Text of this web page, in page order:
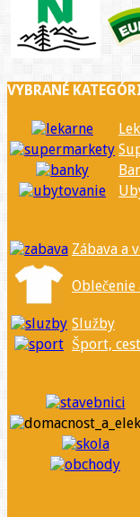
VYBRANÉ
Zábava a
Oblečenie
Služby
Šport,